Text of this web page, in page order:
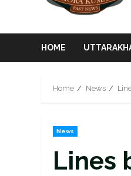
HOME
Home News
News
Lines